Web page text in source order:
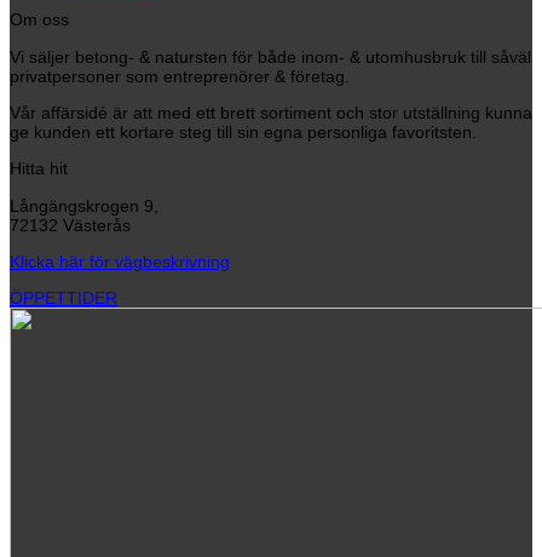
Om oss
Vi säljer betong- & natursten för både inom- & utomhusbruk till såväl
privatpersoner som entreprenörer & företag.
Vår affärsidé är att med ett brett sortiment och stor utställning kunna
ge kunden ett kortare steg till sin egna personliga favoritsten.
Hitta hit
Långängskrogen 9,
72132 Västerås
Klicka här för vägbeskrivning
ÖPPETTIDER